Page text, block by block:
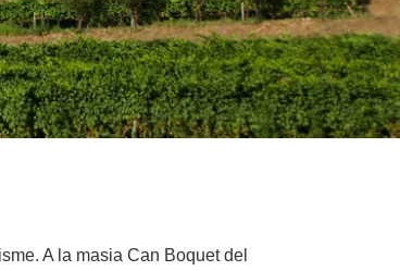
A la masia Can Boquet del